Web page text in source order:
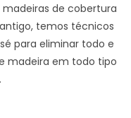
de cobertura
temos técnicos
para eliminar todo e
madeira em todo tipo